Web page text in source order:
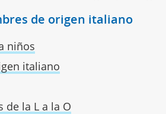
de origen italiano
niños
italiano
la L a la O